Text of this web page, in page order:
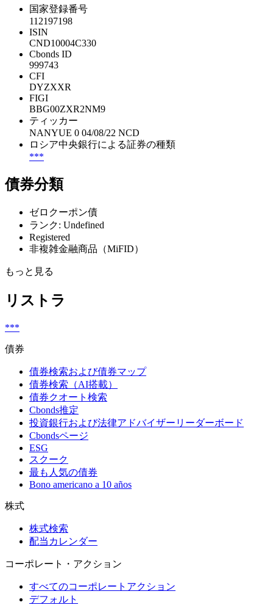
国家登録番号
112197198
ISIN
CND10004C330
Cbonds ID
999743
CFI
DYZXXR
FIGI
BBG00ZXR2NM9
ティッカー
NANYUE 0 04/08/22 NCD
ロシア中央銀行による証券の種類
***
債券分類
ゼロクーポン債
ランク: Undefined
Registered
非複雑金融商品（MiFID）
もっと見る
リストラ
***
債券
債券検索および債券マップ
債券検索（AI搭載）
債券クオート検索
Cbonds推定
投資銀行および法律アドバイザーリーダーボード
Cbondsページ
ESG
スクーク
最も人気の債券
Bono americano a 10 años
株式
株式検索
配当カレンダー
コーポレート・アクション
すべてのコーポレートアクション
デフォルト